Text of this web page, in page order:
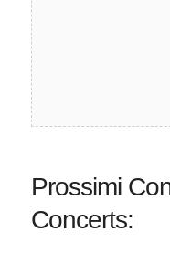
Prossimi
Concerts: